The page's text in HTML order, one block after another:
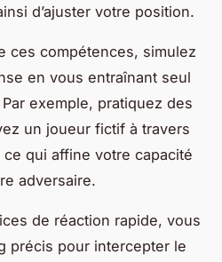
d’ajuster votre position.
ces compétences, simulez
en vous entraînant seul
exemple, pratiquez des
un joueur fictif à travers
qui affine votre capacité
adversaire.
de réaction rapide, vous
précis pour intercepter le